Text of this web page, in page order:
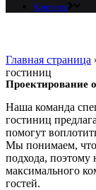
Контакты
Главная страница
гостиниц
Проектирование
Наша команда
гостиниц
помогут
Мы понимаем, что
подхода, поэтому
максимального
гостей.